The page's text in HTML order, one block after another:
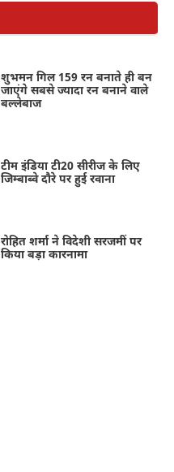
शुभमन गिल 159 रन बनाते ही बन
जाएंगे सबसे ज्यादा रन बनाने वाले
बल्लेबाज
टीम इंडिया टी20 सीरीज के लिए
जिम्बाब्वे दौरे पर हुई रवाना
रोहित शर्मा ने विदेशी सरजमीं पर
किया बड़ा कारनामा